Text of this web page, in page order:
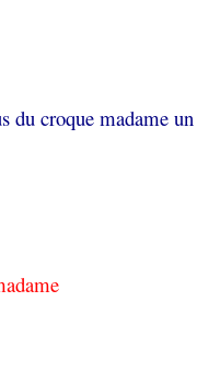
du croque madame un
madame